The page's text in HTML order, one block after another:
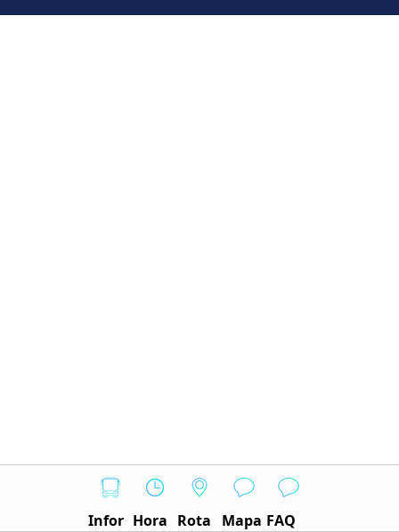
Infor Hora Rota Mapa FAQ